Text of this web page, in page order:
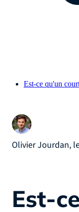
Est-ce qu'un
Olivier Jourdan,
Est-